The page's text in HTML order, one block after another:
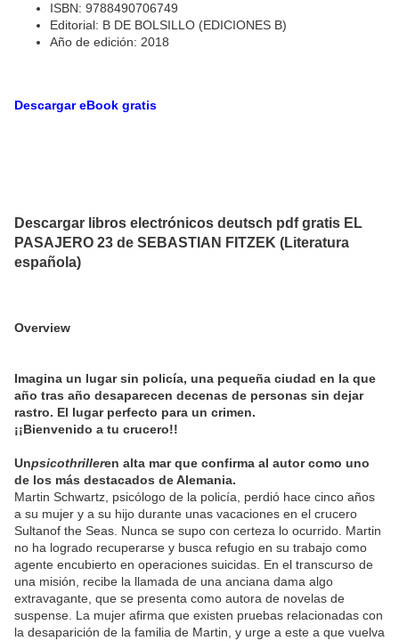
ISBN: 9788490706749
Editorial: B DE BOLSILLO (EDICIONES B)
Año de edición: 2018
Descargar eBook gratis
Descargar libros electrónicos deutsch pdf gratis EL
PASAJERO 23 de SEBASTIAN FITZEK (Literatura
española)
Overview
Imagina un lugar sin policía, una pequeña ciudad en la que
año tras año desaparecen decenas de personas sin dejar
rastro. El lugar perfecto para un crimen.
¡¡Bienvenido a tu crucero!!
Unpsicothrilleren alta mar que confirma al autor como uno
de los más destacados de Alemania.
Martin Schwartz, psicólogo de la policía, perdió hace cinco años
a su mujer y a su hijo durante unas vacaciones en el crucero
Sultanof the Seas. Nunca se supo con certeza lo ocurrido. Martin
no ha logrado recuperarse y busca refugio en su trabajo como
agente encubierto en operaciones suicidas. En el transcurso de
una misión, recibe la llamada de una anciana dama algo
extravagante, que se presenta como autora de novelas de
suspense. La mujer afirma que existen pruebas relacionadas con
la desaparición de la familia de Martin, y urge a este a que vuelva